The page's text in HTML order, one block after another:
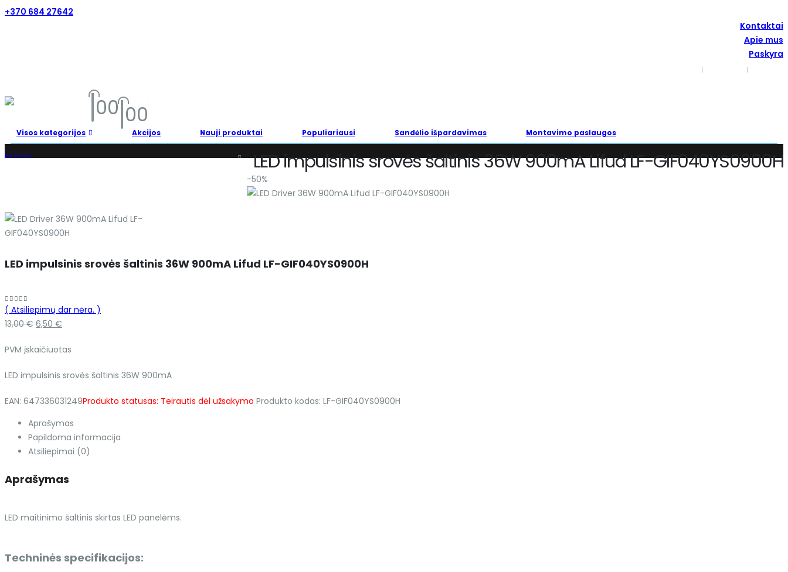
+370 684 27642
Kontaktai
Apie mus
Paskyra
00 00
Visos kategorijos Akcijos Nauji produktai Populiariausi Sandėlio išpardavimas Montavimo paslaugos
LED impulsinis srovės šaltinis 36W 900mA Lifud LF-GIF040YS0900H
PRADŽIA
-50%
LED impulsinis srovės šaltinis 36W 900mA Lifud LF-GIF040YS0900H
0 out of 5
( Atsiliepimų dar nėra. )
13,00€ Original
was:
6,50 €
is:
PVM įskaičiuotas
LED impulsinis srovės šaltinis 36W 900mA
EAN: 647336031249Produkto statusas: Teirautis dėl užsakymo Produkto kodas: LF-GIF040YS0900H
Aprašymas
Papildoma informacija
Atsiliepimai (0)
Aprašymas
LED maitinimo šaltinis skirtas LED panelėms.
Techninės specifikacijos: